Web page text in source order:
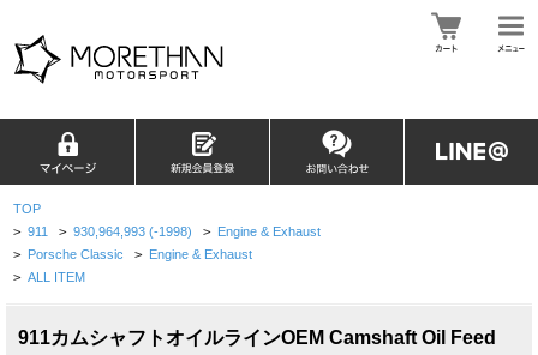
TOP
> 911 > 930,964,993 (-1998) > Engine & Exhaust
> Porsche Classic > Engine & Exhaust
> ALL ITEM
911カムシャフトオイルラインOEM Camshaft Oil Feed